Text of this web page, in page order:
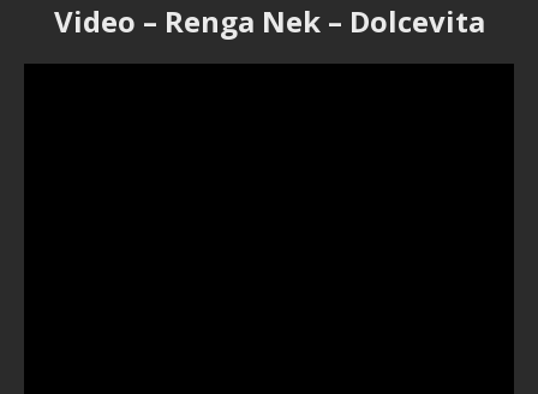
Video – Renga Nek – Dolcevita